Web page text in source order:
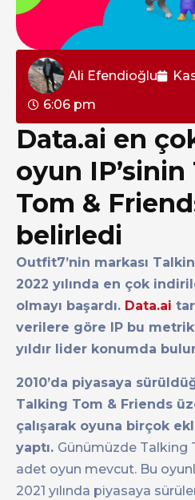
Ali Efendioğlu
6:06 pm
Data.ai en
oyun
Tom &
belirledi
Outfit7’nin markası
2022 yılında en çok
olmayı başardı. Data.ai
verilere göre IP bu
yıldır lider konumda
2010’da piyasaya
Talking Tom & Friends
çalışarak oyuna birçok
yaptı. Günümüzde Talking
adet oyun mevcut. Bu
2021 yılında piyasaya